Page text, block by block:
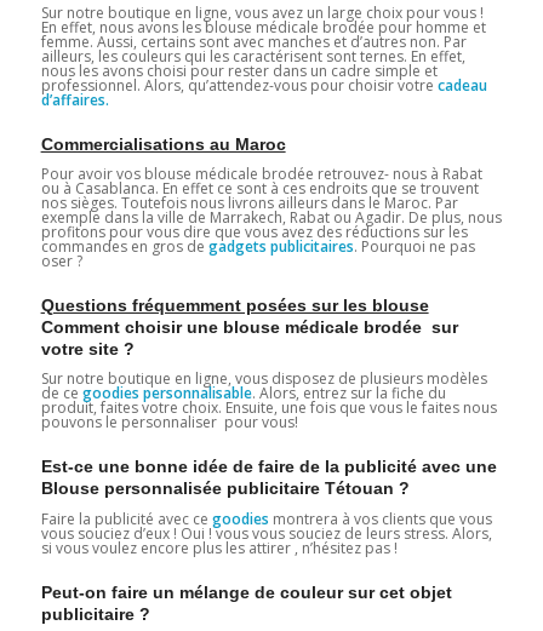
Sur notre boutique en ligne, vous avez un large choix pour vous !
En effet, nous avons les blouse médicale brodée pour homme et
femme. Aussi, certains sont avec manches et d’autres non. Par
ailleurs, les couleurs qui les caractérisent sont ternes. En effet,
nous les avons choisi pour rester dans un cadre simple et
professionnel. Alors, qu’attendez-vous pour choisir votre cadeau
d’affaires.
Commercialisations au Maroc
Pour avoir vos blouse médicale brodée retrouvez- nous à Rabat
ou à Casablanca. En effet ce sont à ces endroits que se trouvent
nos sièges. Toutefois nous livrons ailleurs dans le Maroc. Par
exemple dans la ville de Marrakech, Rabat ou Agadir. De plus, nous
profitons pour vous dire que vous avez des réductions sur les
commandes en gros de gadgets publicitaires. Pourquoi ne pas
oser ?
Questions fréquemment posées sur les blouse
Comment choisir une blouse médicale brodée sur
votre site ?
Sur notre boutique en ligne, vous disposez de plusieurs modèles
de ce goodies personnalisable. Alors, entrez sur la fiche du
produit, faites votre choix. Ensuite, une fois que vous le faites nous
pouvons le personnaliser pour vous!
Est-ce une bonne idée de faire de la publicité avec une
Blouse personnalisée publicitaire Tétouan ?
Faire la publicité avec ce goodies montrera à vos clients que vous
vous souciez d’eux ! Oui ! vous vous souciez de leurs stress. Alors,
si vous voulez encore plus les attirer , n’hésitez pas !
Peut-on faire un mélange de couleur sur cet objet
publicitaire ?